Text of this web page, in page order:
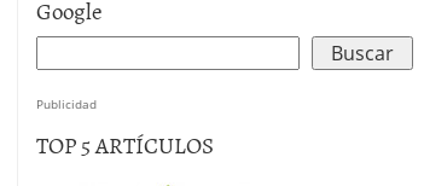
Google
Publicidad
TOP 5 ARTÍCULOS